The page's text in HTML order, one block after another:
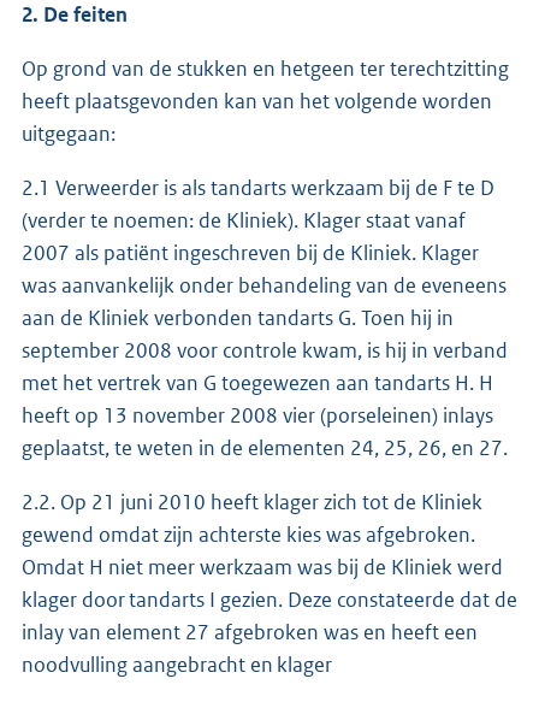
2. De feiten
Op grond van de stukken en hetgeen ter terechtzitting
heeft plaatsgevonden kan van het volgende worden
uitgegaan:
2.1 Verweerder is als tandarts werkzaam bij de F te D
(verder te noemen: de Kliniek). Klager staat vanaf
2007 als patiënt ingeschreven bij de Kliniek. Klager
was aanvankelijk onder behandeling van de eveneens
aan de Kliniek verbonden tandarts G. Toen hij in
september 2008 voor controle kwam, is hij in verband
met het vertrek van G toegewezen aan tandarts H. H
heeft op 13 november 2008 vier (porseleinen) inlays
geplaatst, te weten in de elementen 24, 25, 26, en 27.
2.2. Op 21 juni 2010 heeft klager zich tot de Kliniek
gewend omdat zijn achterste kies was afgebroken.
Omdat H niet meer werkzaam was bij de Kliniek werd
klager door tandarts I gezien. Deze constateerde dat de
inlay van element 27 afgebroken was en heeft een
noodvulling aangebracht en klager